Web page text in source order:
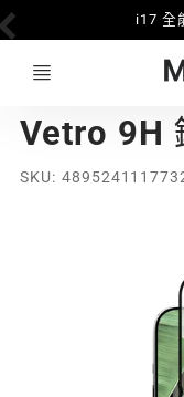
i17 全
MAGEASY
Vetro 9H
SKU